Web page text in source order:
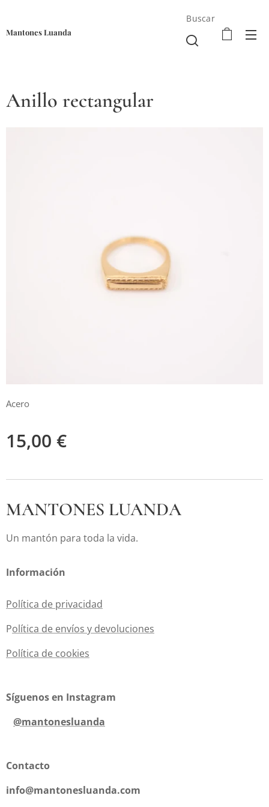
Mantones Luanda
Buscar
Anillo rectangular
Acero
15,00 €
MANTONES LUANDA
Un mantón para toda la vida.
Información
Política de privacidad
Política de envíos y devoluciones
Política de cookies
Síguenos en Instagram
@mantonesluanda
Contacto
info@mantonesluanda.com